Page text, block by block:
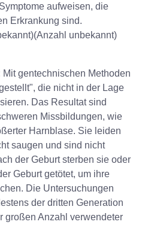
aufweisen, die
Erkrankung sind.
unbekannt)
Mit gentechnischen Methoden
die nicht in der Lage
Das Resultat sind
Missbildungen, wie
Harnblase. Sie leiden
saugen und sind nicht
der Geburt sterben sie oder
Geburt getötet, um ihre
Die Untersuchungen
der dritten Generation
großen Anzahl verwendeter